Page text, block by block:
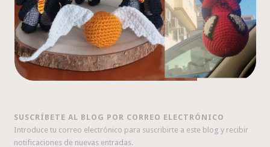
SUSCRÍBETE AL BLOG POR CORREO ELECTRÓNICO
Introduce tu correo electrónico para suscribirte a este blog y recibir
notificaciones de nuevas entradas.